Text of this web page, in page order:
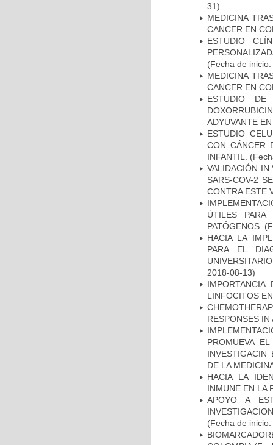
31)
MEDICINA
CANCER EN
ESTUDIO
(Fecha de
MEDICINA
CANCER EN
ESTUDIO DE
ADYUVANTE
ESTUDIO
CON CÁNCER
INFANTIL.
VALIDACIÓN IN
SARS-COV-2
CONTRA ESTE
ÚTILES
PATÓGENOS.
HACIA LA
PARA EL
2018-08-13)
LINFOCITOS
RESPONSES IN
PROMUEVA
INVESTIGACIN
DE LA
HACIA LA
INMUNE EN LA
APOYO A
(Fecha de